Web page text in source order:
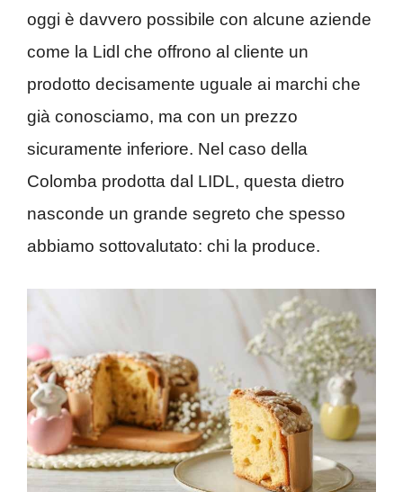
oggi è davvero possibile con alcune aziende
come la Lidl che offrono al cliente un
prodotto decisamente uguale ai marchi che
già conosciamo, ma con un prezzo
sicuramente inferiore. Nel caso della
Colomba prodotta dal LIDL, questa dietro
nasconde un grande segreto che spesso
abbiamo sottovalutato: chi la produce.